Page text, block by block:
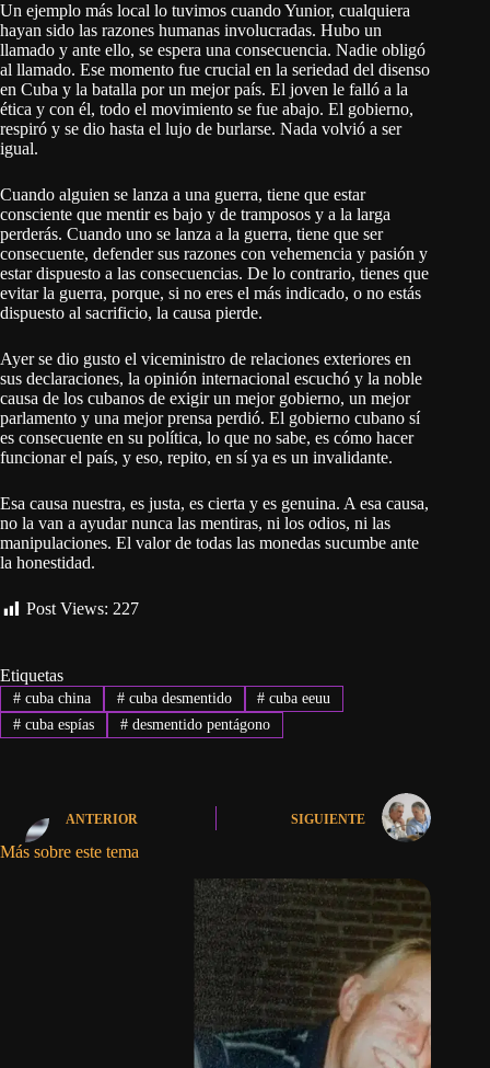
Un ejemplo más local lo tuvimos cuando Yunior, cualquiera
hayan sido las razones humanas involucradas. Hubo un
llamado y ante ello, se espera una consecuencia. Nadie obligó
al llamado. Ese momento fue crucial en la seriedad del disenso
en Cuba y la batalla por un mejor país. El joven le falló a la
ética y con él, todo el movimiento se fue abajo. El gobierno,
respiró y se dio hasta el lujo de burlarse. Nada volvió a ser
igual.
Cuando alguien se lanza a una guerra, tiene que estar
consciente que mentir es bajo y de tramposos y a la larga
perderás. Cuando uno se lanza a la guerra, tiene que ser
consecuente, defender sus razones con vehemencia y pasión y
estar dispuesto a las consecuencias. De lo contrario, tienes que
evitar la guerra, porque, si no eres el más indicado, o no estás
dispuesto al sacrificio, la causa pierde.
Ayer se dio gusto el viceministro de relaciones exteriores en
sus declaraciones, la opinión internacional escuchó y la noble
causa de los cubanos de exigir un mejor gobierno, un mejor
parlamento y una mejor prensa perdió. El gobierno cubano sí
es consecuente en su política, lo que no sabe, es cómo hacer
funcionar el país, y eso, repito, en sí ya es un invalidante.
Esa causa nuestra, es justa, es cierta y es genuina. A esa causa,
no la van a ayudar nunca las mentiras, ni los odios, ni las
manipulaciones. El valor de todas las monedas sucumbe ante
la honestidad.
Post Views: 227
Etiquetas
#cuba china #cuba desmentido # cuba eeuu
#cuba espías #desmentido pentágono
ANTERIOR SIGUIENTE
Más sobre este tema